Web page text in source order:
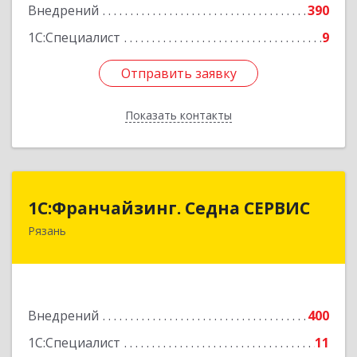
Внедрений
390
1С:Специалист
9
Отправить заявку
Показать контакты
Отправить заявку
Назад
1С:Франчайзинг. Седна СЕРВИС
Рязань
Внедрений
400
1С:Специалист
11
1С:Франчайзинг. Седна СЕРВИС
390006, Рязанская обл, Рязань г, Затинная ул,